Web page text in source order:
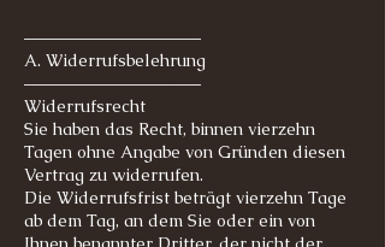
–––––––––––––––––––––
A. Widerrufsbelehrung
–––––––––––––––––––––
Widerrufsrecht
Sie haben das Recht, binnen vierzehn
Tagen ohne Angabe von Gründen diesen
Vertrag zu widerrufen.
Die Widerrufsfrist beträgt vierzehn Tage
ab dem Tag, an dem Sie oder ein von